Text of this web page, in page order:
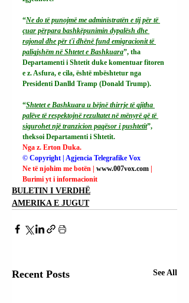
“Ne do të punojmë me administratën e tij për të
çuar përpara bashkëpunimin dypalësh dhe
rajonal dhe për t'i dhënë fund emigracionit të
paligjshëm në Shtetet e Bashkuara”, tha
Departamenti i Shtetit duke komentuar fitoren
e z. Asfura, e cila, është mbështetur nga
Presidenti Danlld Tramp (Donald Trump).
“Shtetet e Bashkuara u bëjnë thirrje të gjitha
palëve të respektojnë rezultatet në mënyrë që të
sigurohet një tranzicion paqësor i pushtetit”,
theksoi Departamenti i Shtetit.
Nga z. Erton Duka.
© Copyright | Agjencia Telegrafike Vox
Ne të njohim me botën | www.007vox.com |
Burimi yt i informacionit
BULETIN I VERDHË
AMERIKA E JUGUT
Recent Posts See All